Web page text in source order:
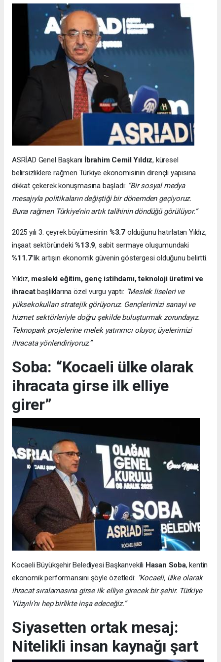
ASRİAD Genel Başkanı İbrahim Cemil Yıldız, küresel
belirsizliklere rağmen Türkiye ekonomisinin dirençli yapısına
dikkat çekerek konuşmasına başladı: “Bir sosyal medya
mesajıyla politikaların değiştiği bir dönemden geçiyoruz.
Buna rağmen Türkiye’nin artık talihinin döndüğü görülüyor.”
2025 yılı 3. çeyrek büyümesinin %3.7 olduğunu hatırlatan Yıldız,
inşaat sektöründeki%13.9, sabit sermaye oluşumundaki
%11.7’lik artışın ekonomik güvenin göstergesi olduğunu belirtti.
Yıldız, mesleki eğitim, genç istihdamı, teknoloji üretimi ve
ihracatbaşlıklarına özel vurgu yaptı: “Meslek liseleri ve
yüksekokulları stratejik görüyoruz. Gençlerimizi sanayi ve
hizmet sektörleriyle doğru şekilde buluşturmak zorundayız.
Teknopark projelerine melek yatırımcı oluyor, üyelerimizi
ihracata yönlendiriyoruz.”
Soba: “Kocaeli ülke olarak
ihracata girse ilk elliye
girer”
Kocaeli Büyükşehir Belediyesi Başkanvekili Hasan Soba, kentin
ekonomik performansını şöyle özetledi: “Kocaeli, ülke olarak
ihracat sıralamasına girse ilk elliye girecek bir şehir. Türkiye
Yüzyılı’nı hep birlikte inşa edeceğiz.”
Siyasetten ortak mesaj:
Nitelikli insan kaynağı şart